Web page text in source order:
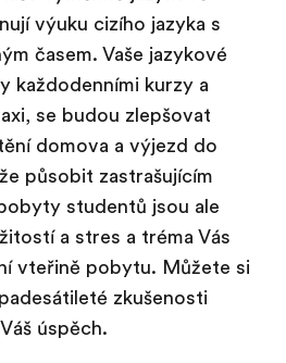
výuku cizího jazyka s
časem. Vaše jazykové
každodenními kurzy a
se budou zlepšovat
domova a výjezd do
působit zastrašujícím
studentů jsou ale
a stres a tréma Vás
vteřině pobytu. Můžete si
zkušenosti
úspěch.